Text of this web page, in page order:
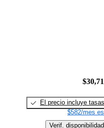
El precio incluye tasas
$582/mes
Verif. disponibilidad